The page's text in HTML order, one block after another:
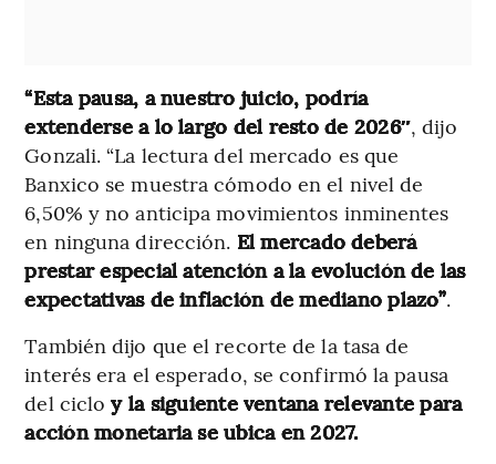
“Esta pausa, a nuestro juicio, podría
extenderse a lo largo del resto de 2026″, dijo
Gonzali. “La lectura del mercado es que
Banxico se muestra cómodo en el nivel de
6,50% y no anticipa movimientos inminentes
en ninguna dirección. El mercado deberá
prestar especial atención a la evolución de las
expectativas de inflación de mediano plazo”.
También dijo que el recorte de la tasa de
interés era el esperado, se confirmó la pausa
del cicloy la siguiente ventana relevante para
acción monetaria se ubica en 2027.